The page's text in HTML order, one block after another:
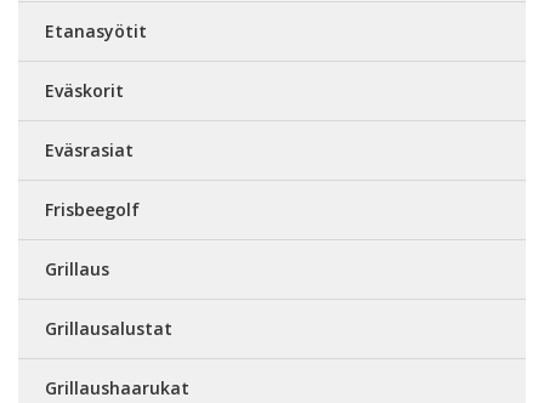
Etanasyötit
Eväskorit
Eväsrasiat
Frisbeegolf
Grillaus
Grillausalustat
Grillaushaarukat